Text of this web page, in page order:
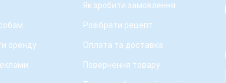
оренду
Як зробити замовлення
Розібрати рецепт
Оплата та доставка
Повернення товару